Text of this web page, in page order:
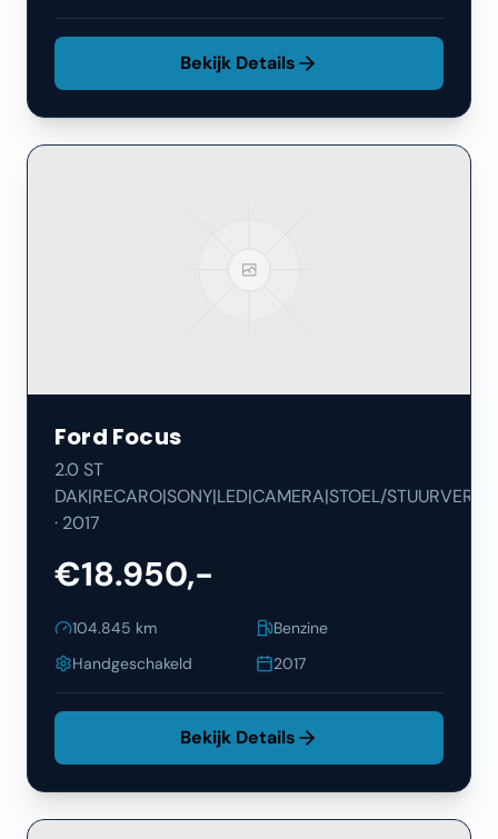
Bekijk Details
Ford Focus
2.0 ST
DAK|RECARO|SONY|LED|CAMERA|STOEL/STUURVERW|
· 2017
€18.950,-
104.845 km
Benzine
Handgeschakeld
2017
Bekijk Details